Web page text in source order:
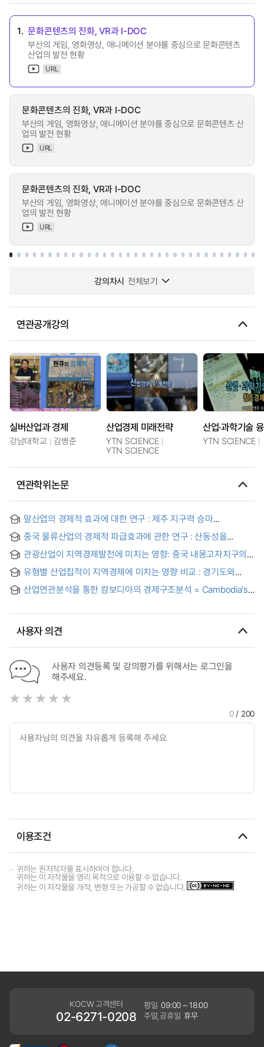
1. 문화콘텐츠의 진화, VR과 I-DOC
부산의 게임, 영화영상, 애니메이션 분야를 중심으로 문화콘텐츠
산업의 발전 현황
URL
문화콘텐츠의 진화, VR과 I-DOC
부산의 게임, 영화영상, 애니메이션 분야를 중심으로 문화콘텐츠 산
업의 발전 현황
URL
문화콘텐츠의 진화, VR과 I-DOC
부산의 게임, 영화영상, 애니메이션 분야를 중심으로 문화콘텐츠 산
업의 발전 현황
URL
강의차시 전체보기
연관공개강의
실버산업과 경제
강남대학교 김병준
산업경제 미래전략
YTN SCIENCE
YTN SCIENCE
YTN SCIENCE
연관학위논문
말산업의 경제적 효과에 대한 연구 : 제주 지구력 승마
중국 물류산업의 경제적 파급효과에 관한 연구 : 산동성을
Chinese Logistics Industry: Focusing on Shandong
Province
관광산업이 지역경제발전에 미치는 영향: 중국 내몽고자치구의
industry on regional economic development: A case study
of Inner Mongolia Autonomous Region in China
유형별 산업집적이 지역경제에 미치는 영향 비교 : 경기도와
산업연관분석을 통한 캄보디아의 경제구조분석 = Cambodia's
사용자 의견
사용자 의견등록 및 강의평가를 위해서는 로그인을
해주세요.
0/ 200
이용조건
귀하는 원저작자를 표시하여야 합니다.
귀하는 이 저작물을 영리 목적으로 이용할 수 없습니다.
귀하는 이 저작물을 개작, 변형 또는 가공할 수 없습니다.
KOCW 고객센터
02-6271-0208
평일 09:00 ~ 18:00
주말,공휴일 휴무